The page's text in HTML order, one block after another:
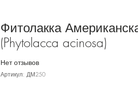
Фитолакка
(Phytolacca acinosa)
Нет отзывов
Артикул: ДМ250